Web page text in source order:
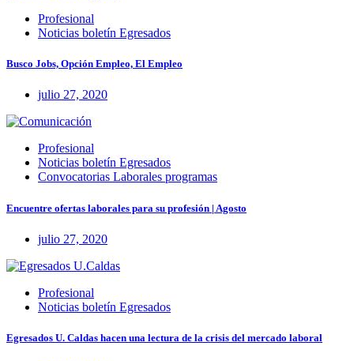
Profesional
Noticias boletín Egresados
Busco Jobs, Opción Empleo, El Empleo
julio 27, 2020
Profesional
Noticias boletín Egresados
Convocatorias Laborales programas
Encuentre ofertas laborales para su profesión | Agosto
julio 27, 2020
Profesional
Noticias boletín Egresados
Egresados U. Caldas hacen una lectura de la crisis del mercado laboral